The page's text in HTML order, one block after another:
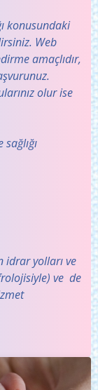
konusundaki
Web
amaçlıdır,
olur ise
idrar yolları ve
ve de